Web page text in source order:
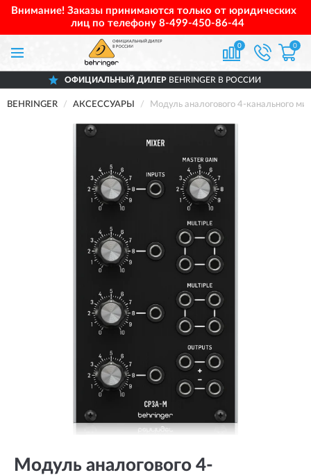
Внимание! Заказы принимаются только от юридических
лиц по телефону 8-499-450-86-44
0 0
ОФИЦИАЛЬНЫЙ ДИЛЕР BEHRINGER В РОССИИ
BEHRINGER АКСЕССУАРЫ Модуль аналогового 4-канального
Модуль аналогового 4-